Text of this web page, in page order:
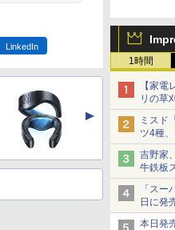
1時間
【家
リの草
ミスド
ツ4種
吉野家
牛鉄板
「ス
日に発
発売か
本日発
LinkedIn
▲